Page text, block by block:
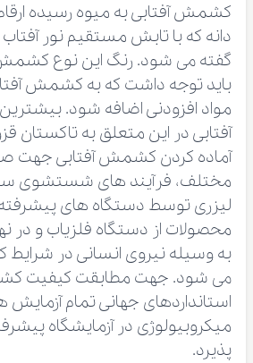
کشمش آفتابی به میوه رسیده
دانه که با تابش مستقیم نور
گفته می شود. رنگ این نوع
باید توجه داشت که به کشمش
مواد افزودنی اضافه شود.
آفتابی در این متعلق به تاکستان
آماده کردن کشمش آفتابی جهت
مختلف، فرآیند های شستشوی
لیزری توسط دستگاه های پیشرفته
محصولات از دستگاه فلزیاب و در
به وسیله نیروی انسانی در شرایط
می شود. جهت مطابقت کیفیت
استانداردهای جهانی تمام
میکروبیولوژی در آزمایشگاه
پذیرد.